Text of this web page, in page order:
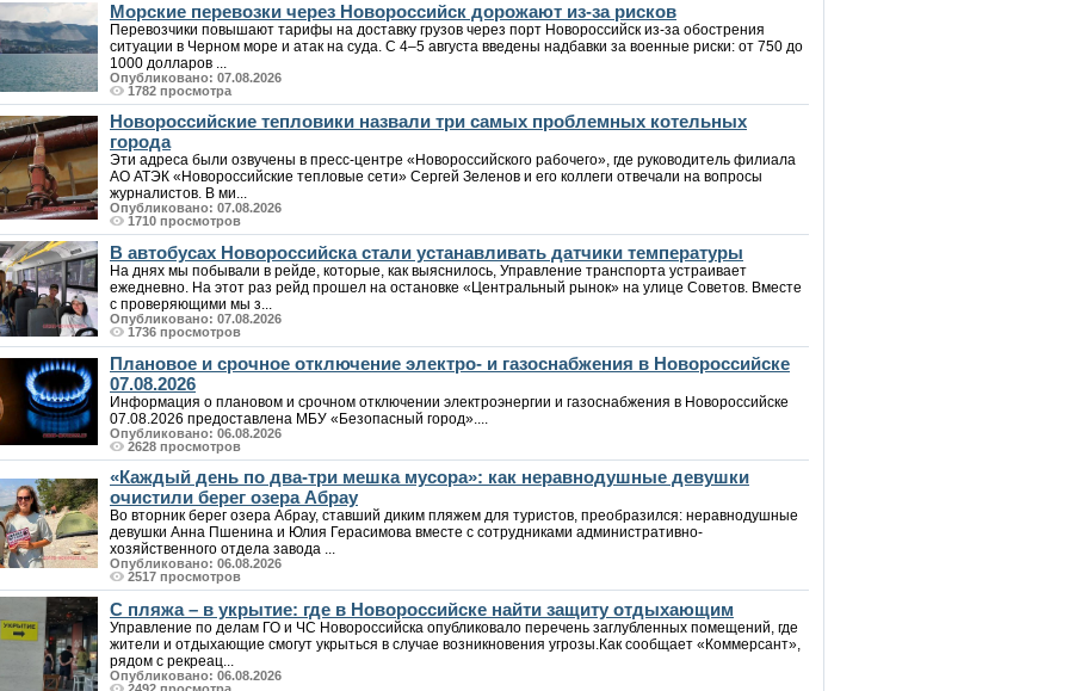
Морские перевозки через Новороссийск дорожают из-за рисков
Перевозчики повышают тарифы на доставку грузов через порт Новороссийск из-за обострения
ситуации в Черном море и атак на суда. С 4–5 августа введены надбавки за военные риски: от 750 до
1000 долларов ...
Опубликовано: 07.08.2026
1782 просмотра
Новороссийские тепловики назвали три самых проблемных котельных
города
Эти адреса были озвучены в пресс-центре «Новороссийского рабочего», где руководитель филиала
АО АТЭК «Новороссийские тепловые сети» Сергей Зеленов и его коллеги отвечали на вопросы
журналистов. В ми...
Опубликовано: 07.08.2026
1710 просмотров
В автобусах Новороссийска стали устанавливать датчики температуры
На днях мы побывали в рейде, которые, как выяснилось, Управление транспорта устраивает
ежедневно. На этот раз рейд прошел на остановке «Центральный рынок» на улице Советов. Вместе
с проверяющими мы з...
Опубликовано: 07.08.2026
1736 просмотров
Плановое и срочное отключение электро- и газоснабжения в Новороссийске
07.08.2026
Информация о плановом и срочном отключении электроэнергии и газоснабжения в Новороссийске
07.08.2026 предоставлена МБУ «Безопасный город»....
Опубликовано: 06.08.2026
2628 просмотров
«Каждый день по два-три мешка мусора»: как неравнодушные девушки
очистили берег озера Абрау
Во вторник берег озера Абрау, ставший диким пляжем для туристов, преобразился: неравнодушные
девушки Анна Пшенина и Юлия Герасимова вместе с сотрудниками административно-
хозяйственного отдела завода ...
Опубликовано: 06.08.2026
2517 просмотров
С пляжа – в укрытие: где в Новороссийске найти защиту отдыхающим
Управление по делам ГО и ЧС Новороссийска опубликовало перечень заглубленных помещений, где
жители и отдыхающие смогут укрыться в случае возникновения угрозы.Как сообщает «Коммерсант»,
рядом с рекреац...
Опубликовано: 06.08.2026